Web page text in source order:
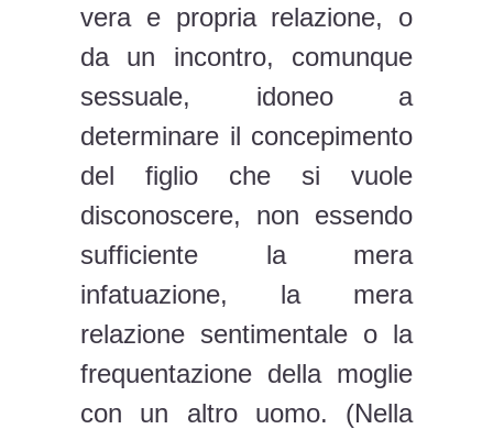
vera e propria relazione, o
da un incontro, comunque
sessuale, idoneo a
determinare il concepimento
del figlio che si vuole
disconoscere, non essendo
sufficiente la mera
infatuazione, la mera
relazione sentimentale o la
frequentazione della moglie
con un altro uomo. (Nella